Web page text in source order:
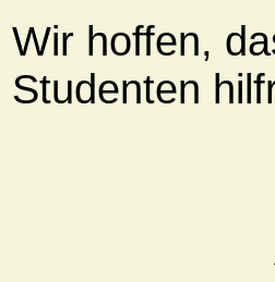
Wir hoffen,
Studenten